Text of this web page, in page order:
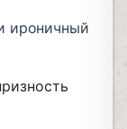
ироничный